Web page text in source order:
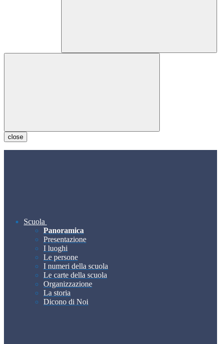
close
Scuola
Panoramica
Presentazione
I luoghi
Le persone
I numeri della scuola
Le carte della scuola
Organizzazione
La storia
Dicono di Noi